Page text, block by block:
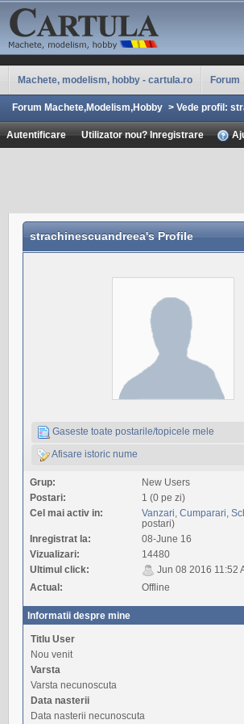
Machete, modelism, hobby - cartula.ro Forum
Forum Machete,Modelism,Hobby > Vede profil:
Autentificare Utilizator nou? Inregistrare
strachinescuandreea's Profile
Gaseste toate postarile/topicele mele
Afisare istoric nume
Grup:
New Users
Postari:
1 (0 pe zi)
Cel mai activ in:
Vanzari, Cumparari,
postari)
Inregistrat la:
08-June 16
Vizualizari:
14480
Ultimul click:
Jun 08 2016 11:52
Actual:
Offline
Informatii despre mine
Titlu User
Nou venit
Varsta
Varsta necunoscuta
Data nasterii
Data nasterii necunoscuta